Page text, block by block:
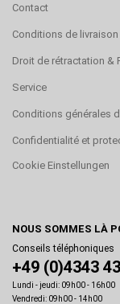
Contact
Conditions de
Droit de rétractation &
Service
Conditions générales
Confidentialité et
Cookie Einstellungen
NOUS SOMMES LÀ
Conseils téléphoniques
+49 (0)4343
Lundi - jeudi: 09h00 - 16h00
Vendredi: 09h00 - 14h00